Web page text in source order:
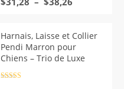
$31,28
à
$38,26
Harnais, Laisse et Collier
Pendi Marron pour
Chiens – Trio de Luxe